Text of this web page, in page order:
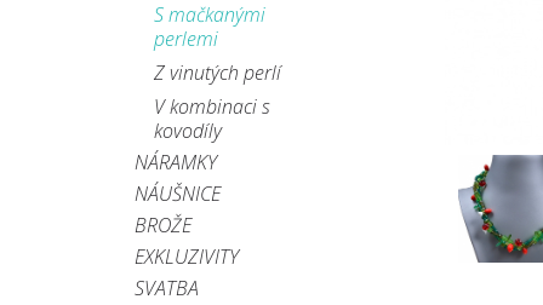
S mačkanými
perlemi
Z vinutých perlí
V kombinaci s
kovodíly
NÁRAMKY
NÁUŠNICE
BROŽE
EXKLUZIVITY
SVATBA